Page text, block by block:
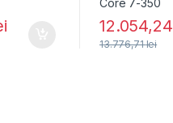
12.054,24
13.776,71lei